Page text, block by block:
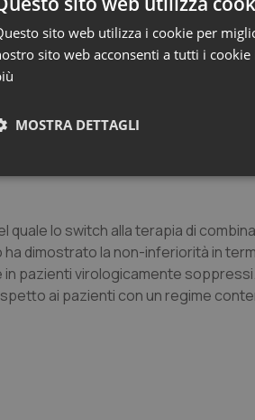
con doravirina (in combinazione
lipidico superiore verso
doravirina in combinazione a
in termini di efficacia viro-
TDF (efavirenz/emtricitabina/
quale lo switch alla terapia di
dimostrato la non-inferiorità in
pazienti virologicamente
ai pazienti con un regime
sito web utilizza i cookie per
sito web acconsenti a tutti i
MOSTRA DETTAGLI
Necessari